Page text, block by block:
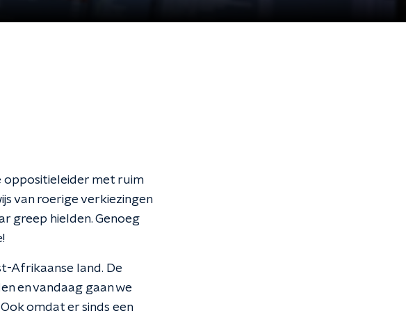
oppositieleider met ruim
van roerige verkiezingen
greep hielden. Genoeg
Afrikaanse land. De
en vandaag gaan we
omdat er sinds een